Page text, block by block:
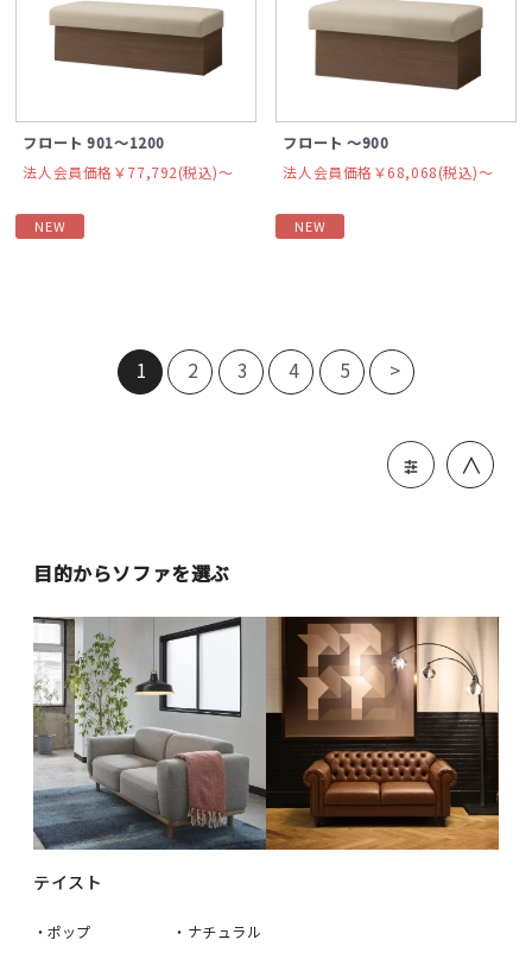
フロート 901～1200
法人会員価格￥77,792(税込)〜
NEW
フロート ～900
法人会員価格￥68,068(税込)〜
NEW
1 2 3 4 5 >
＞
目的からソファを選ぶ
テイスト
・ポップ ・ナチュラル